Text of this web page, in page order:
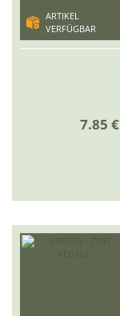
ARTIKEL
VERFÜGBAR
7.85 €